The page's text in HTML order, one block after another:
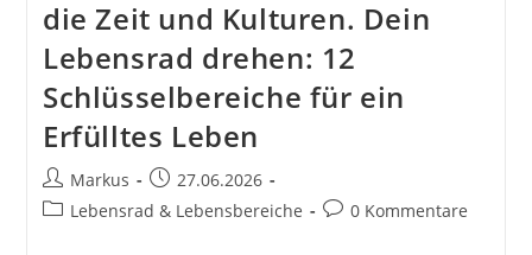
die Zeit und Kulturen. Dein
Lebensrad drehen: 12
Schlüsselbereiche für ein
Erfülltes Leben
Beitrags-
Autor:
Markus
Beitrag
veröffentlicht:
27.06.2026
Beitrags-
Lebensrad & Lebensbereiche
Beitrags-
0 Kommentare